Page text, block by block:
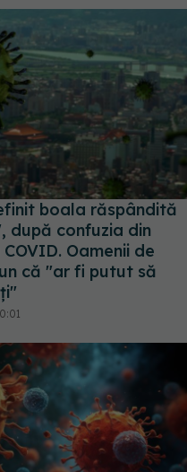
boala răspândită
după confuzia din
Oamenii de
că "ar fi putut să